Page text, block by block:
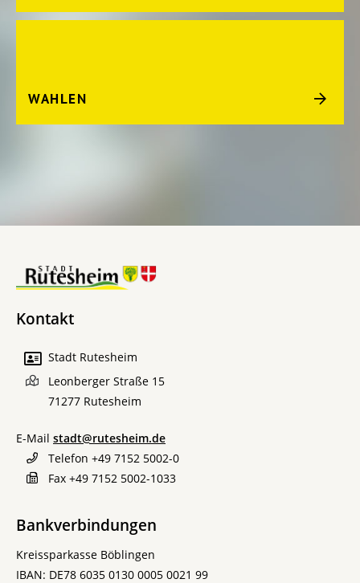
WAHLEN
Kontakt
Stadt Rutesheim
Leonberger Straße 15
71277 Rutesheim
E-Mail stadt@rutesheim.de
Telefon +49 7152 5002-0
Fax +49 7152 5002-1033
Bankverbindungen
Kreissparkasse Böblingen
IBAN: DE78 6035 0130 0005 0021 99